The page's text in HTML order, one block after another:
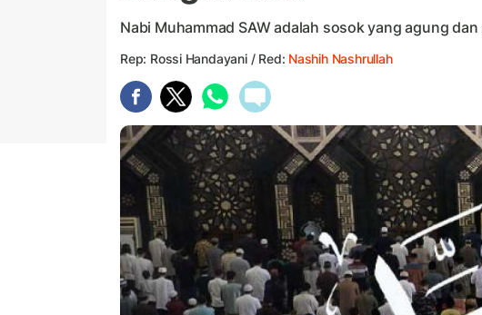
Nabi Muhammad SAW adalah sosok yang agung dan
Rep: Rossi Handayani / Red: Nashih Nashrullah